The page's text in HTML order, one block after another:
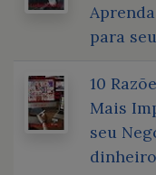
para
10
Mais
seu